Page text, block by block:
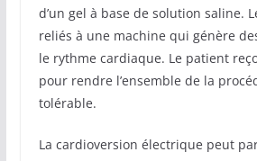
d’un gel à base de solution saline.
reliés à une machine qui génère
le rythme cardiaque. Le patient
pour rendre l’ensemble de la
tolérable.
La cardioversion électrique peut